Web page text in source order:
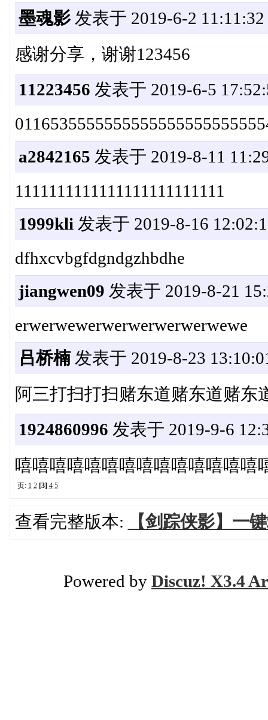
墨魂影发表于 2019-6-2 11:11:32
感谢分享，谢谢123456
11223456 发表于 2019-6-5
a2842165 发表于 2019-8-11
1111111111111111111111111
1999kli 发表于 2019-8-16
dfhxcvbgfdgndgzhbdhe
jiangwen09 发表于 2019-8-21
erwerwewerwerwerwerwerwewe
吕桥楠发表于 2019-8-23
阿三打扫打扫赌东道赌东道赌东
1924860996 发表于 2019-9-6
嘻嘻嘻嘻嘻嘻嘻嘻嘻嘻嘻嘻嘻嘻
页: 1 2 [3] 4 5
查看完整版本: 【剑踪侠影】一
Powered by Discuz! X3.4